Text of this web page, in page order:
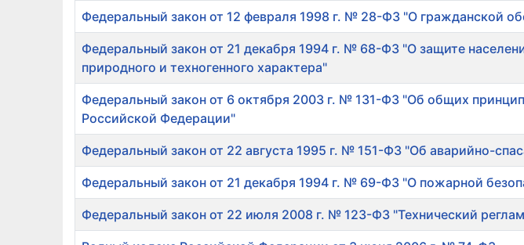
Федеральный закон от 12 февраля 1998 г. № 28-ФЗ "О гражданской
Федеральный закон от 21 декабря 1994 г. № 68-ФЗ "О защите
природного и техногенного характера"
Федеральный закон от 6 октября 2003 г. № 131-ФЗ "Об общих
Российской Федерации"
Федеральный закон от 22 августа 1995 г. № 151-ФЗ "Об аварийно-
Федеральный закон от 21 декабря 1994 г. № 69-ФЗ "О пожарной
Федеральный закон от 22 июля 2008 г. № 123-ФЗ "Технический